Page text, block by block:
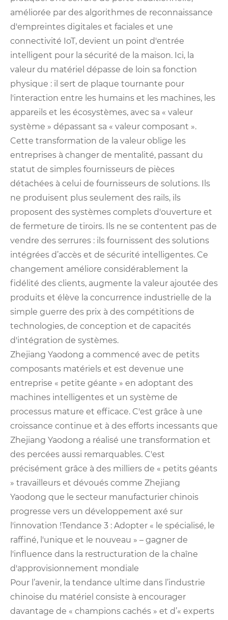
améliorée par des algorithmes de reconnaissance
d'empreintes digitales et faciales et une
connectivité IoT, devient un point d'entrée
intelligent pour la sécurité de la maison. Ici, la
valeur du matériel dépasse de loin sa fonction
physique : il sert de plaque tournante pour
l'interaction entre les humains et les machines, les
appareils et les écosystèmes, avec sa « valeur
système » dépassant sa « valeur composant ».
Cette transformation de la valeur oblige les
entreprises à changer de mentalité, passant du
statut de simples fournisseurs de pièces
détachées à celui de fournisseurs de solutions. Ils
ne produisent plus seulement des rails, ils
proposent des systèmes complets d'ouverture et
de fermeture de tiroirs. Ils ne se contentent pas de
vendre des serrures : ils fournissent des solutions
intégrées d’accès et de sécurité intelligentes. Ce
changement améliore considérablement la
fidélité des clients, augmente la valeur ajoutée des
produits et élève la concurrence industrielle de la
simple guerre des prix à des compétitions de
technologies, de conception et de capacités
d'intégration de systèmes.
Zhejiang Yaodong a commencé avec de petits
composants matériels et est devenue une
entreprise « petite géante » en adoptant des
machines intelligentes et un système de
processus mature et efficace. C'est grâce à une
croissance continue et à des efforts incessants que
Zhejiang Yaodong a réalisé une transformation et
des percées aussi remarquables. C'est
précisément grâce à des milliers de « petits géants
» travailleurs et dévoués comme Zhejiang
Yaodong que le secteur manufacturier chinois
progresse vers un développement axé sur
l'innovation !Tendance 3 : Adopter « le spécialisé, le
raffiné, l'unique et le nouveau » – gagner de
l'influence dans la restructuration de la chaîne
d'approvisionnement mondiale
Pour l’avenir, la tendance ultime dans l’industrie
chinoise du matériel consiste à encourager
davantage de « champions cachés » et d’« experts